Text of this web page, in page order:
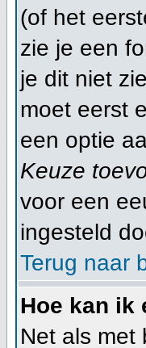
(of het
zie je een
je dit niet
moet eerst
een optie
Keuze
voor een
ingesteld
Terug naar
Hoe kan ik
Net als met